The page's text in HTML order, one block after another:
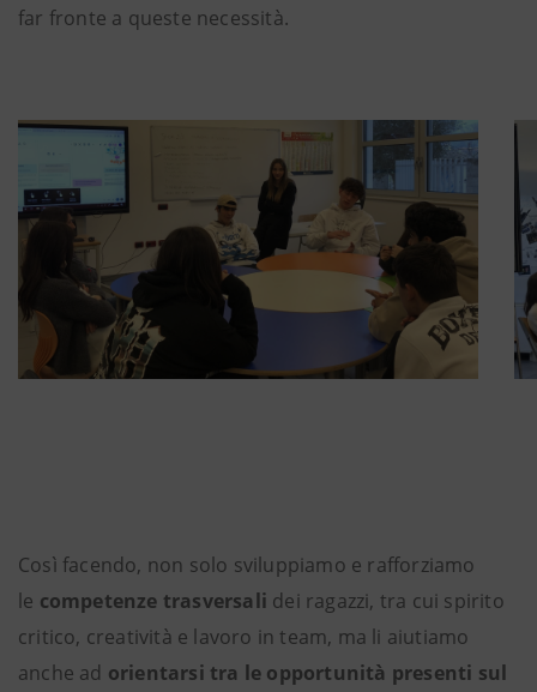
far fronte a queste necessità.
Così facendo, non solo sviluppiamo e rafforziamo
le competenze trasversali dei ragazzi, tra cui spirito
critico, creatività e lavoro in team, ma li aiutiamo
anche ad orientarsi tra le opportunità presenti sul